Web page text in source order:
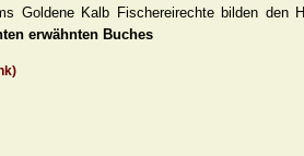
Goldene Kalb Fischereirechte bilden den
erwähnten Buches